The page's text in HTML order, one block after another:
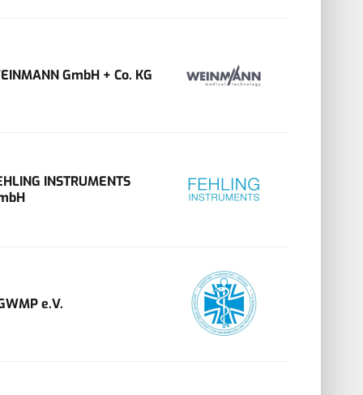
GmbH + Co. KG
INSTRUMENTS
e.V.